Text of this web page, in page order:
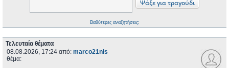
Βαθύτερες αναζητήσεις;
Τελευταία θέματα
08.08.2026, 17:24 από: marco21nis
θέμα: